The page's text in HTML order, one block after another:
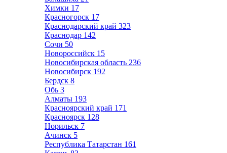
Химки 17
Красногорск 17
Краснодарский край 323
Краснодар 142
Сочи 50
Новороссийск 15
Новосибирская область 236
Новосибирск 192
Бердск 8
Обь 3
Алматы 193
Красноярский край 171
Красноярск 128
Норильск 7
Ачинск 5
Республика Татарстан 161